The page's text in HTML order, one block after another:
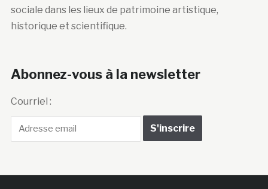
sociale dans les lieux de patrimoine artistique,
historique et scientifique.
Abonnez-vous à la newsletter
Courriel :